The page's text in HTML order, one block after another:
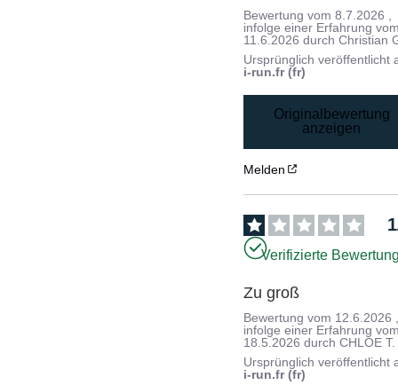
Bewertung vom8.7.2026
infolge einer Erfahrung
11.6.2026 durchChristian
Ursprünglich veröffentlicht
i-run.fr (fr)
Originalbewertung
anzeigen
Melden
1
Verifizierte
Zu groß
Bewertung vom 12.6.2026
infolge einer Erfahrung
18.5.2026 durchCHLOE T.
Ursprünglich veröffentlicht
i-run.fr (fr)